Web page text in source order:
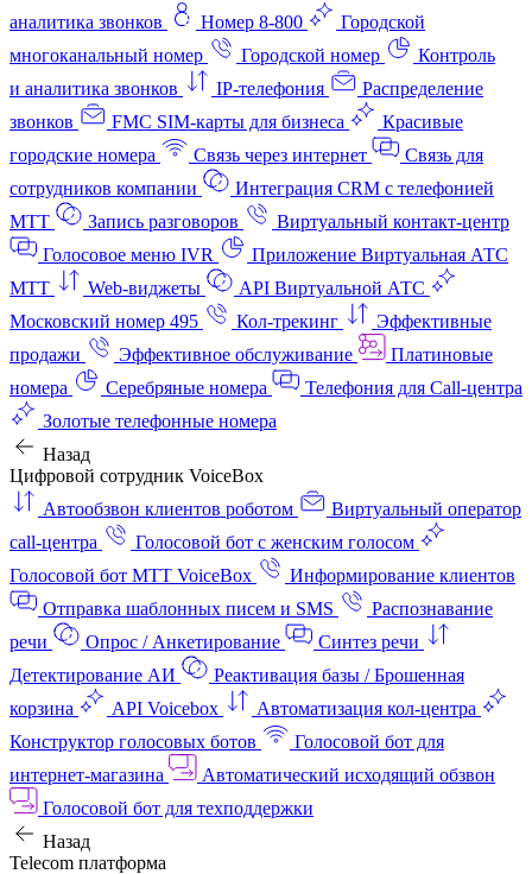
аналитика звонков
Номер 8-800
Городской
многоканальный номер
Городской номер
Контроль
и аналитика звонков
IP-телефония
Распределение
звонков
FMC SIM-карты для бизнеса
Красивые
городские номера
Связь через интернет
Связь для
сотрудников компании
Интеграция CRM с телефонией
МТТ
Запись разговоров
Виртуальный контакт‑центр
Голосовое меню IVR
Приложение Виртуальная АТС
МТТ
Web-виджеты
API Виртуальной АТС
Московский номер 495
Кол-трекинг
Эффективные
продажи
Эффективное обслуживание
Платиновые
номера
Серебряные номера
Телефония для Call-центра
Золотые телефонные номера
Назад
Цифровой сотрудник VoiceBox
Автообзвон клиентов роботом
Виртуальный оператор
call-центра
Голосовой бот с женским голосом
Голосовой бот МТТ VoiceBox
Информирование клиентов
Отправка шаблонных писем и SMS
Распознавание
речи
Опрос / Анкетирование
Синтез речи
Детектирование АИ
Реактивация базы / Брошенная
корзина
API Voicebox
Автоматизация кол‑центра
Конструктор голосовых ботов
Голосовой бот для
интернет‑магазина
Автоматический исходящий обзвон
Голосовой бот для техподдержки
Назад
Telecom платформа